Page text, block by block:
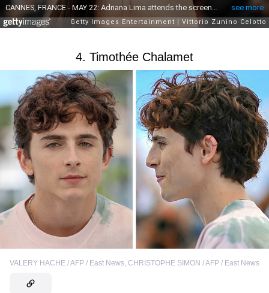
4. Timothée Chalamet
VALERY HACHE / AFP / East News CHRISTOPHE SIMON / AFP / East News